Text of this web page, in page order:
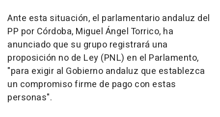
Ante esta situación, el parlamentario andaluz del
PP por Córdoba, Miguel Ángel Torrico, ha
anunciado que su grupo registrará una
proposición no de Ley (PNL) en el Parlamento,
"para exigir al Gobierno andaluz que establezca
un compromiso firme de pago con estas
personas".